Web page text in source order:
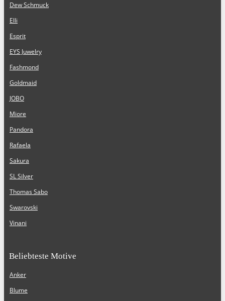
Dew Schmuck
Elli
Esprit
EYS Juwelry
Fashmond
Goldmaid
JOBO
Miore
Pandora
Rafaela
Sakura
SL Silver
Thomas Sabo
Swarovski
Vinani
Beliebteste Motive
Anker
Blume